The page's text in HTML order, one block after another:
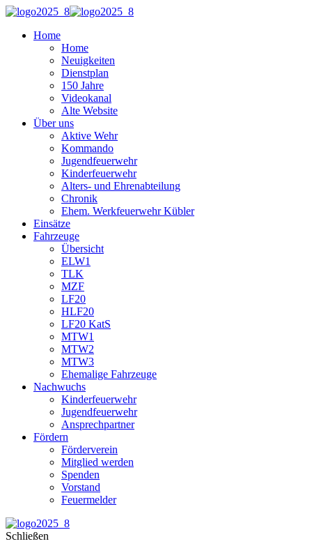
Home
Home
Neuigkeiten
Dienstplan
150 Jahre
Videokanal
Alte Website
Über uns
Aktive Wehr
Kommando
Jugendfeuerwehr
Kinderfeuerwehr
Alters- und Ehrenabteilung
Chronik
Ehem. Werkfeuerwehr Kübler
Einsätze
Fahrzeuge
Übersicht
ELW1
TLK
MZF
LF20
HLF20
LF20 KatS
MTW1
MTW2
MTW3
Ehemalige Fahrzeuge
Nachwuchs
Kinderfeuerwehr
Jugendfeuerwehr
Ansprechpartner
Fördern
Förderverein
Mitglied werden
Spenden
Vorstand
Feuermelder
Schließen